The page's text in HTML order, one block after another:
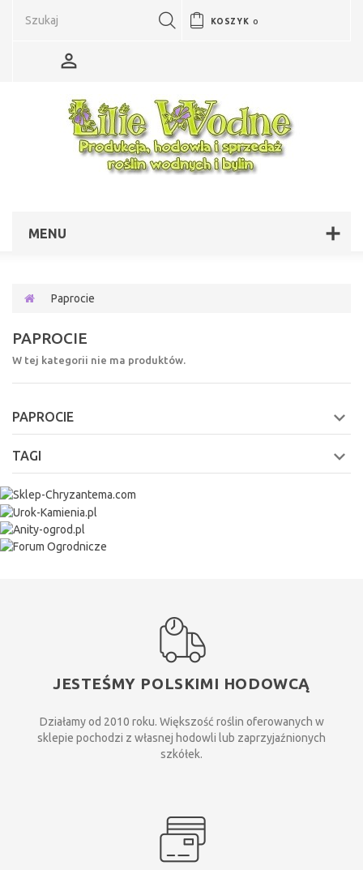
KOSZYK 0
MENU
Paprocie
PAPROCIE
W tej kategorii nie ma produktów.
PAPROCIE
TAGI
JESTEŚMY POLSKIMI HODOWCĄ
Działamy od 2010 roku. Większość roślin oferowanych w
sklepie pochodzi z własnej hodowli lub zaprzyjaźnionych
szkółek.